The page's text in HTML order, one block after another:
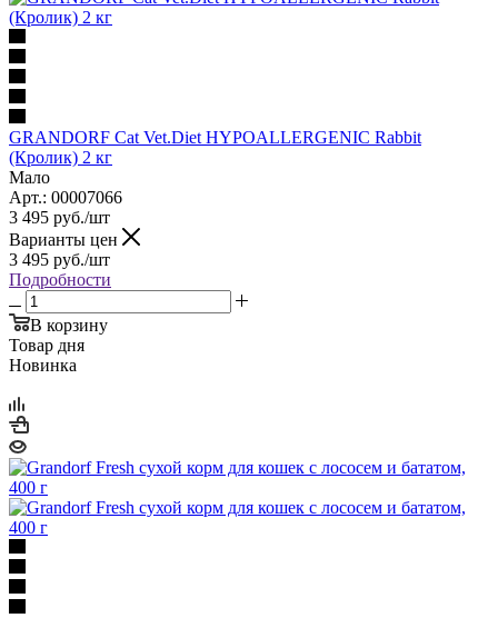
GRANDORF Cat Vet.Diet HYPOALLERGENIC Rabbit
(Кролик) 2 кг
Мало
Арт.: 00007066
3 495 руб./шт
Варианты цен
3 495 руб./шт
Подробности
В корзину
Товар дня
Новинка